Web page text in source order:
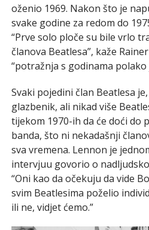
oženio 1969. Nakon što je
svake godine za redom do
“Prve solo ploče su bile vrlo
članova Beatlesa”, kaže
“potražnja s godinama polako
Svaki pojedini član Beatlesa
glazbenik, ali nikad više
tijekom 1970-ih da će doći do
banda, što ni nekadašnji
sva vremena. Lennon je
intervjuu govorio o
“Oni kao da očekuju da vide
svim Beatlesima poželio
ili ne, vidjet ćemo.”